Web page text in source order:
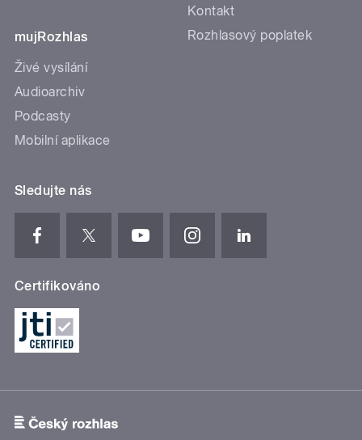
mujRozhlas
Živé vysílání
Audioarchiv
Podcasty
Mobilní aplikace
Kontakt
Rozhlasový poplatek
Sledujte nás
Certifikováno